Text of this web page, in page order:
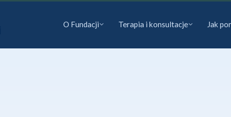
O Fundacji Terapia i konsultacje Jak